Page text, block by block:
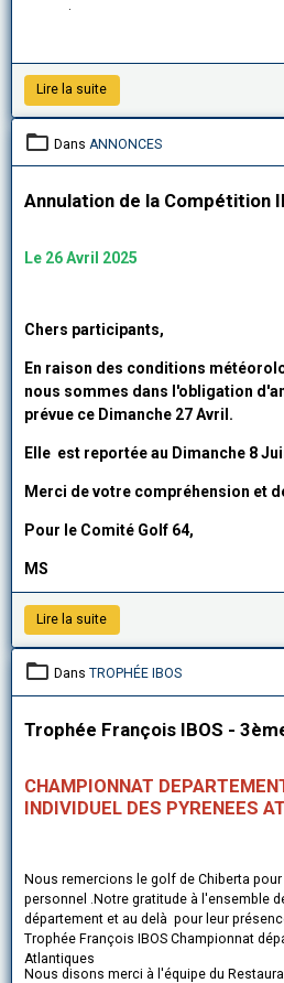
.
Lire la suite
Dans ANNONCES
Annulation de la Compétition
Le 26 Avril 2025
Chers participants,
En raison des conditions
nous sommes dans l'obligation
prévue ce Dimanche 27 Avril.
Elle est reportée au Dimanche 8
Merci de votre compréhension et
Pour le Comité Golf 64,
MS
Lire la suite
Dans TROPHÉE IBOS
Trophée François IBOS -
CHAMPIONNAT
INDIVIDUEL DES PYRENEES
Nous remercions le golf de Chiberta
personnel .Notre gratitude à l'ensemble
département et au delà pour leur
Trophée François IBOS Championnat
Atlantiques
Nous disons merci à l'équipe du